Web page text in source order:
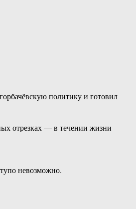
политику и готовил
отрезках — в течении жизни
невозможно.